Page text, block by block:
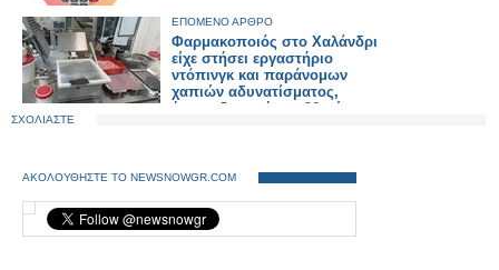
ΕΠΟΜΕΝΟ ΑΡΘΡΟ
Φαρμακοποιός στο Χαλάνδρι
είχε στήσει εργαστήριο
ντόπινγκ και παράνομων
χαπιών αδυνατίσματος,
έκανε εξαγωγές σε 90 χώρες
ΣΧΟΛΙΑΣΤΕ
ΑΚΟΛΟΥΘΗΣΤΕ ΤΟ NEWSNOWGR.COM